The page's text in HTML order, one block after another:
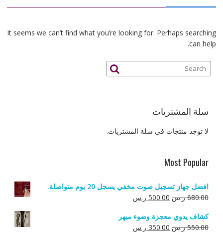
It seems we can’t find what you’re looking for. Perhaps searching
can help.
سلة المشتريات
لا توجد منتجات في سلة المشتريات.
Most Popular
افضل جهاز تسجيل صوت مخفي يسجل 20 يوم متواصلة.
680.00 ر.س السعر
هو:
680.00 ر.س.
500.00 ر.سالسعر
هو:
500.00 ر.س.
كشاف يدوي معجزة وضوء مبهر
550.00 ر.س السعر
350.00 ر.سالسعر